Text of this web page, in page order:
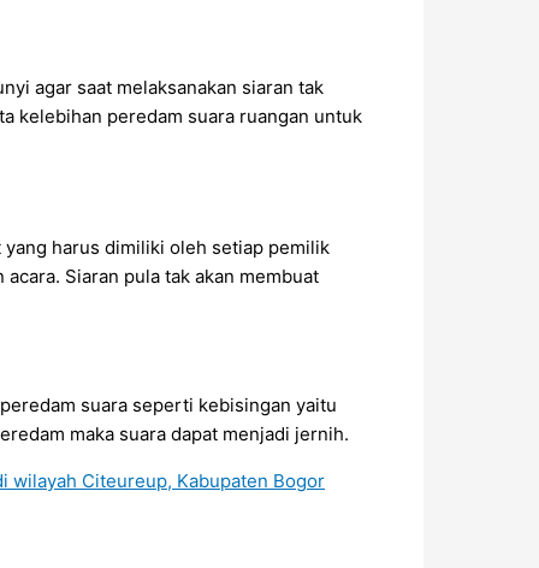
agar saat melaksanakan siaran tak
kelebihan peredam suara ruangan untuk
yang harus dimiliki oleh setiap pemilik
Siaran pula tak akan membuat
suara seperti kebisingan yaitu
maka suara dapat menjadi jernih.